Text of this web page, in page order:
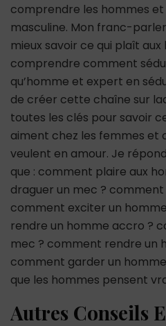
comprendre les hommes
masculine. Mon franc-
mieux savoir ce qui plaît
comprendre comment
qu’homme et expert en
de créer cette chaîne sur
toutes les clés pour savoir
aiment chez les femmes et
veulent en amour. Je
que : comment plaire aux
draguer un mec ?
comment exciter un
rendre un homme accro ?
mec ? comment rendre un
comment garder un homme
que les hommes pensent
Autres Conseils